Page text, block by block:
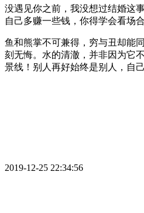
没遇见你之前，我没想过结婚这
自己多赚一些钱，你得学会看场
鱼和熊掌不可兼得，穷与丑却能
刻无悔。水的清澈，并非因为它
景线！别人再好始终是别人，自
2019-12-25 22:34:56